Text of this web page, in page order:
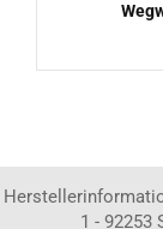
1 - 92253